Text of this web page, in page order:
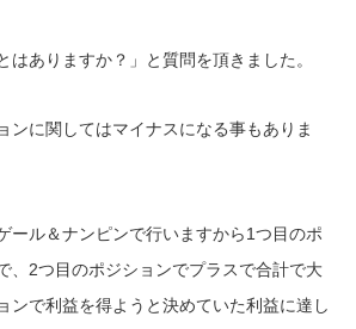
はありますか？」と質問を頂きました。
ンに関してはマイナスになる事もありま
ール＆ナンピンで行いますから1つ目のポ
、2つ目のポジションでプラスで合計で大
ンで利益を得ようと決めていた利益に達し